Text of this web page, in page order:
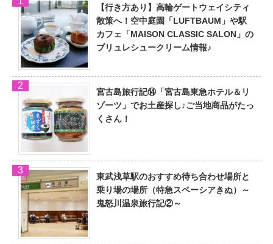
【行き方あり】高輪ゲートウェイシティ
散策へ！空中庭園「LUFTBAUM」や駅
カフェ「MAISON CLASSIC SALON」の
ブリュレシュークリーム情報♪
宮古島旅行記⑭「宮古島東急ホテル＆リ
ゾーツ」でお土産探し♪ご当地商品がたっ
くさん！
東武浅草駅のおすすめ待ち合わせ場所と
乗り場の場所（特急スペーシアきぬ）～
鬼怒川温泉旅行記②～